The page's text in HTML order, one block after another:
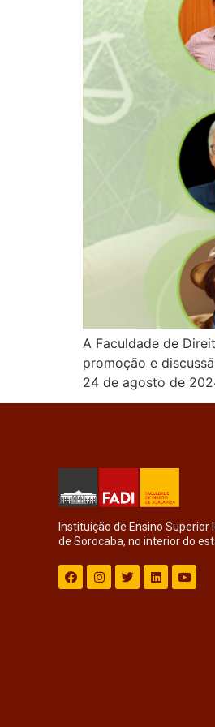
A Faculdade de
promoção e
24 de agosto de
Instituição de Ensino Superior
de Sorocaba, no interior do